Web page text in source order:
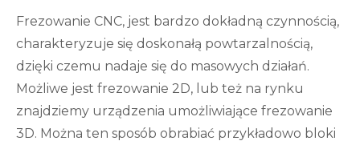
Frezowanie CNC, jest bardzo dokładną czynnością,
charakteryzuje się doskonałą powtarzalnością,
dzięki czemu nadaje się do masowych działań.
Możliwe jest frezowanie 2D, lub też na rynku
znajdziemy urządzenia umożliwiające frezowanie
3D. Można ten sposób obrabiać przykładowo bloki